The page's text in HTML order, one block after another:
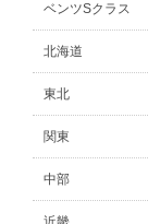
ベンツSクラス
北海道
東北
関東
中部